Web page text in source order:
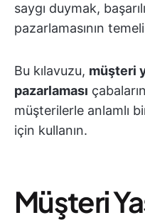
saygı duymak,
pazarlamasının
Bu kılavuzu, müşteri
pazarlaması
müşterilerle anlamlı
için kullanın.
Müşteri